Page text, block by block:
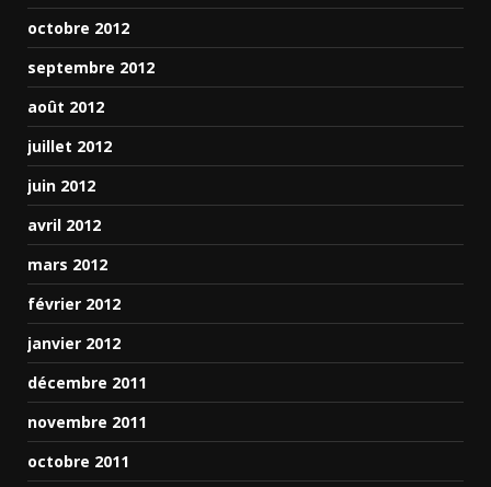
octobre 2012
septembre 2012
août 2012
juillet 2012
juin 2012
avril 2012
mars 2012
février 2012
janvier 2012
décembre 2011
novembre 2011
octobre 2011